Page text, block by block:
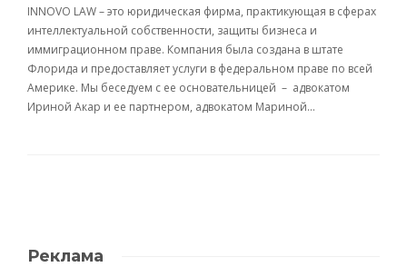
INNOVO LAW – это юридическая фирма, практикующая в сферах
интеллектуальной собственности, защиты бизнеса и
иммиграционном праве. Компания была создана в штате
Флорида и предоставляет услуги в федеральном праве по всей
Америке. Мы беседуем с ее основательницей – адвокатом
Ириной Акар и ее партнером, адвокатом Мариной…
Реклама